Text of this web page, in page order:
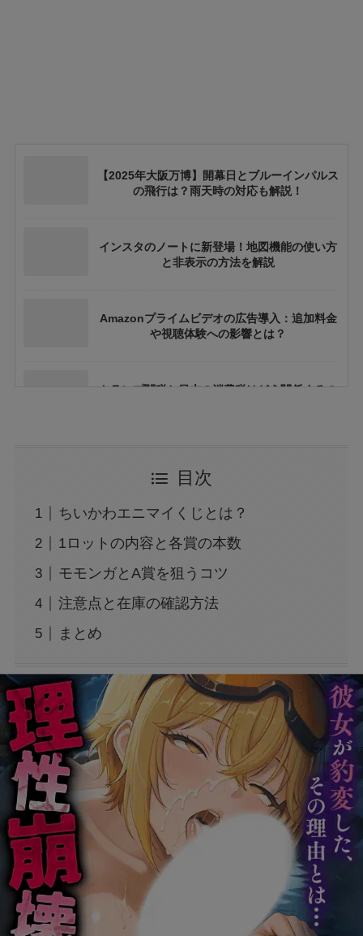
【2025年大阪万博】開幕日とブルーインパルス
の飛行は？雨天時の対応も解説！
インスタのノートに新登場！地図機能の使い方
と非表示の方法を解説
Amazonプライムビデオの広告導入：追加料金
や視聴体験への影響とは？
トランプ関税と日本の消費税はどう関係するの
らえる？引換時の注意点も解説
検証
トランプの関税で何が変わる？関税についても
「誰から？＋999100から怪しい電話と謎のメッ
セージ」
【迷惑メール】dodaからのSMSは詐欺？原因
と対処法は？
【Switch2】抽選結果が表示されない？原因と
対策は？
「+295356510110からの着信に要注意！詐欺電
話の手口と対処法を解説」
目次
ちいかわエニマイくじとは？
1ロットの内容と各賞の本数
モモンガとA賞を狙うコツ
注意点と在庫の確認方法
まとめ